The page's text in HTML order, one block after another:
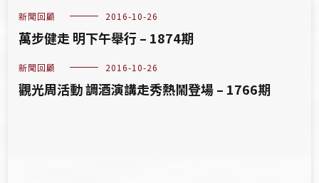
新聞回顧 2016-10-26
萬步健走 明下午舉行 – 1874期
新聞回顧 2016-10-26
觀光周活動 調酒演講走秀熱鬧登場 – 1766期